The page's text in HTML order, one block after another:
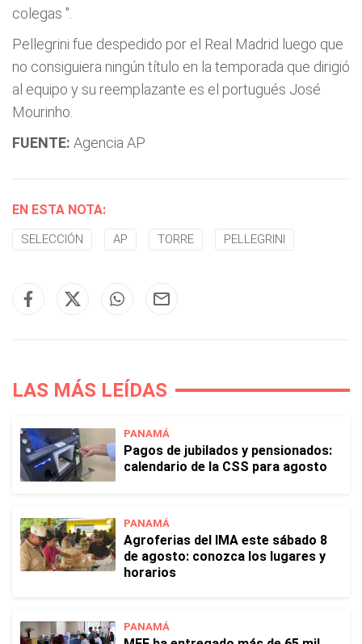
colegas ".
Pellegrini fue despedido por el Real Madrid luego que
no consiguiera ningún título en la temporada que dirigió
al equipo y su reemplazante es el portugués José
Mourinho.
FUENTE: Agencia AP
EN ESTA NOTA:
SELECCIÓN AP TORRE PELLEGRINI
LAS MÁS LEÍDAS
PANAMÁ
Pagos de jubilados y pensionados:
calendario de la CSS para agosto
PANAMÁ
Agroferias del IMA este sábado 8
de agosto: conozca los lugares y
horarios
PANAMÁ